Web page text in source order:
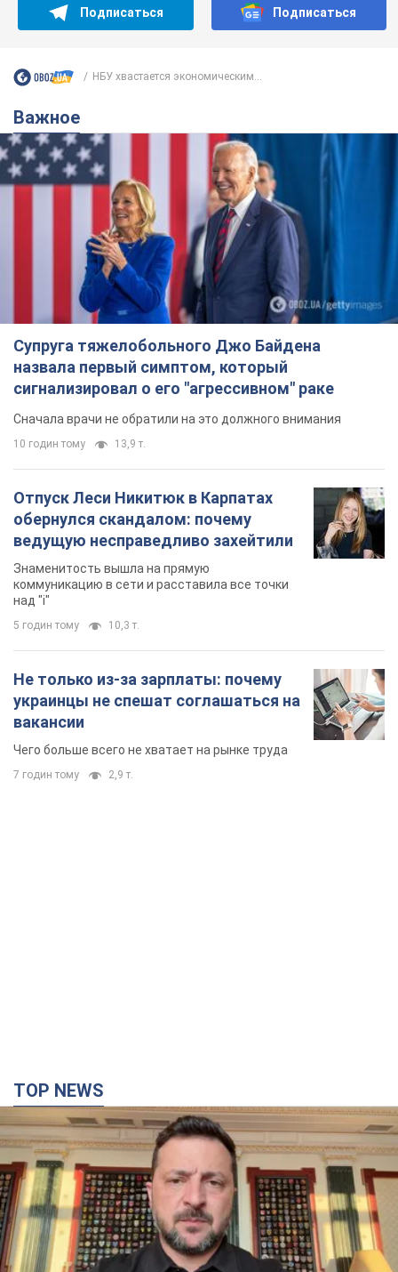
Подписаться Подписаться
НБУ хвастается экономическим...
Важное
Супруга тяжелобольного Джо Байдена
назвала первый симптом, который
сигнализировал о его "агрессивном" раке
Сначала врачи не обратили на это должного внимания
10 годин тому 13,9 т.
Отпуск Леси Никитюк в Карпатах
обернулся скандалом: почему
ведущую несправедливо захейтили
Знаменитость вышла на прямую
коммуникацию в сети и расставила все точки
над "i"
5 годин тому 10,3 т.
Не только из-за зарплаты: почему
украинцы не спешат соглашаться на
вакансии
Чего больше всего не хватает на рынке труда
7 годин тому 2,9 т.
TOP NEWS